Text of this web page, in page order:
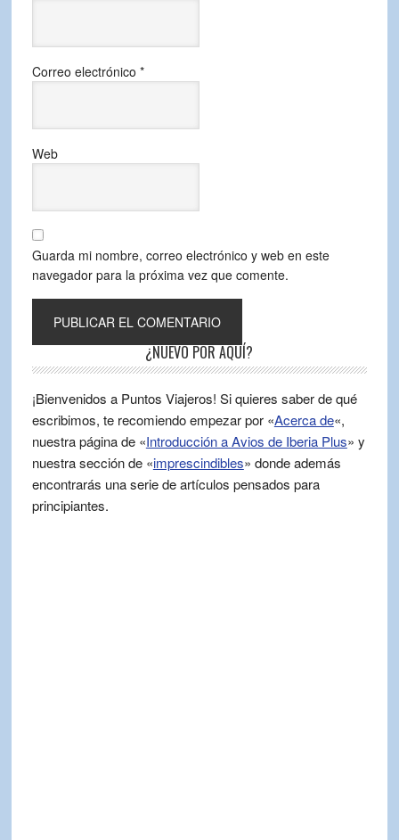
Correo electrónico *
Web
Guarda mi nombre, correo electrónico y web en este
navegador para la próxima vez que comente.
¿NUEVO POR AQUÍ?
¡Bienvenidos a Puntos Viajeros! Si quieres saber de qué
escribimos, te recomiendo empezar por «Acerca de«,
nuestra página de «Introducción a Avios de Iberia Plus» y
nuestra sección de «imprescindibles» donde además
encontrarás una serie de artículos pensados para
principiantes.